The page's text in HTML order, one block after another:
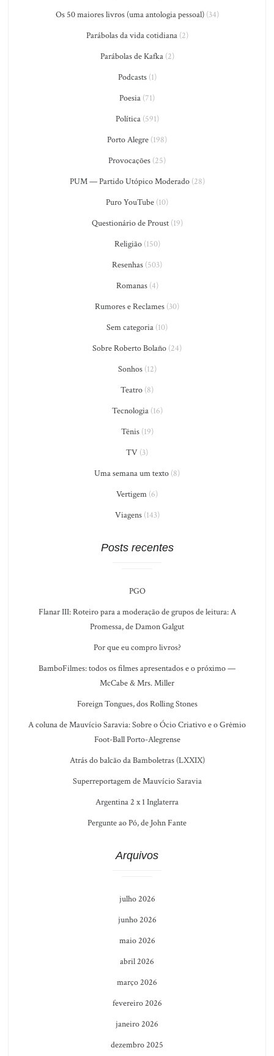
Os 50 maiores livros (uma antologia pessoal)(34)
Parábolas da vida cotidiana(2)
Parábolas de Kafka(2)
Podcasts(1)
Poesia (71)
Política(591)
Porto Alegre (198)
Provocações (25)
PUM — Partido Utópico Moderado(28)
Puro YouTube (10)
Questionário de Proust(19)
Religião(150)
Resenhas (503)
Romanas(4)
Rumores e Reclames (30)
Sem categoria (10)
Sobre Roberto Bolaño (24)
Sonhos(12)
Teatro (8)
Tecnologia(16)
Tênis(19)
TV (3)
Uma semana um texto (8)
Vertigem (6)
Viagens(143)
Posts recentes
PGO
Flanar III: Roteiro para a moderação de grupos de leitura: A
Promessa, de Damon Galgut
Por que eu compro livros?
BamboFilmes: todos os filmes apresentados e o próximo —
McCabe & Mrs. Miller
Foreign Tongues, dos Rolling Stones
A coluna de Mauvício Saravia: Sobre o Ócio Criativo e o Grêmio
Foot-Ball Porto-Alegrense
Atrás do balcão da Bamboletras (LXXIX)
Superreportagem de Mauvício Saravia
Argentina 2 x 1 Inglaterra
Pergunte ao Pó, de John Fante
Arquivos
julho 2026
junho 2026
maio 2026
abril 2026
março 2026
fevereiro 2026
janeiro 2026
dezembro 2025